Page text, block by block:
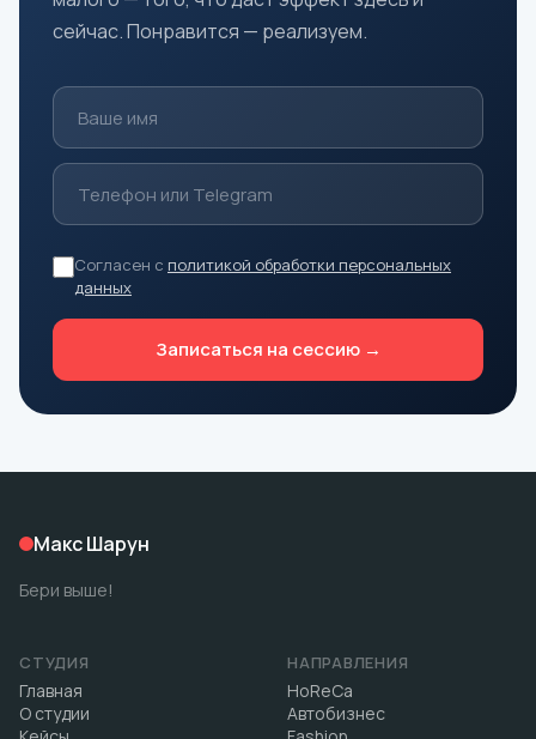
сейчас. Понравится — реализуем.
Согласен с политикой обработки персональных
данных
Записаться на сессию →
Макс Шарун
Бери выше!
СТУДИЯ
Главная
О студии
НАПРАВЛЕНИЯ
HoReCa
Автобизнес